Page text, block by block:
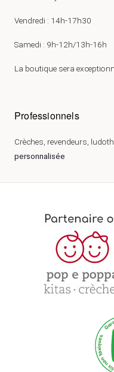
Vendredi : 14h-17h30
Samedi : 9h-12h/13h-16h
La boutique sera
Professionnels
Crèches, revendeurs,
personnalisée